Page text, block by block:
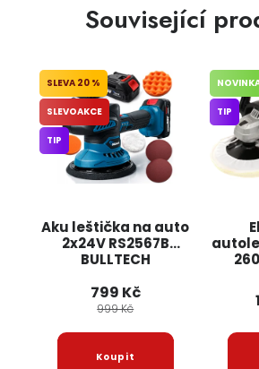
Související
Aku leštička na auto
2x24V RS2567B
BULLTECH
20 %
SLEVOAKCE
TIP
799 Kč
999 Kč
TIP